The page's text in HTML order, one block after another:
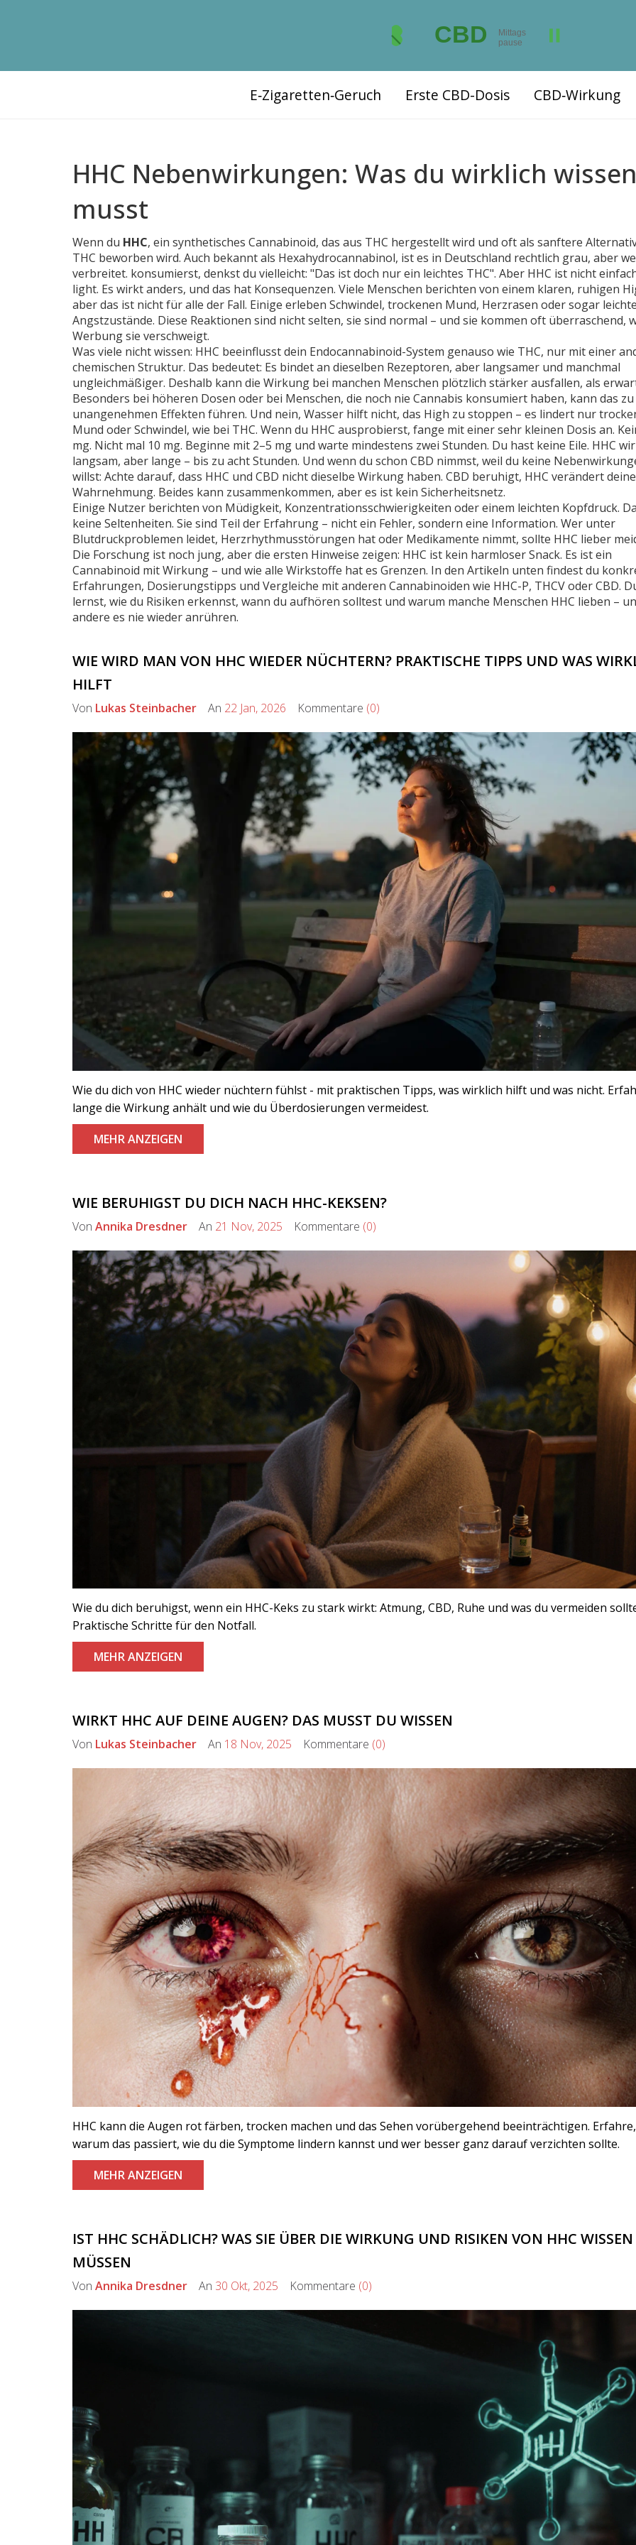
E‑Zigaretten‑Geruch Erste CBD-Dosis CBD‑Wirkung
HHC Nebenwirkungen: Was du wirklich
musst
Wenn du HHC, ein synthetisches Cannabinoid, das aus THC hergestellt wird und oft als sanftere
THC beworben wird. Auch bekannt als Hexahydrocannabinol, ist es in Deutschland rechtlich grau, aber
verbreitet. konsumierst, denkst du vielleicht: "Das ist doch nur ein leichtes THC". Aber HHC ist nicht
light. Es wirkt anders, und das hat Konsequenzen. Viele Menschen berichten von einem klaren, ruhigen
aber das ist nicht für alle der Fall. Einige erleben Schwindel, trockenen Mund, Herzrasen oder sogar
Angstzustände. Diese Reaktionen sind nicht selten, sie sind normal – und sie kommen oft überraschend,
Werbung sie verschweigt.
Was viele nicht wissen: HHC beeinflusst dein Endocannabinoid-System genauso wie THC, nur mit einer
chemischen Struktur. Das bedeutet: Es bindet an dieselben Rezeptoren, aber langsamer und manchmal
ungleichmäßiger. Deshalb kann die Wirkung bei manchen Menschen plötzlich stärker ausfallen, als
Besonders bei höheren Dosen oder bei Menschen, die noch nie Cannabis konsumiert haben, kann das zu
unangenehmen Effekten führen. Und nein, Wasser hilft nicht, das High zu stoppen – es lindert nur
Mund oder Schwindel, wie bei THC. Wenn du HHC ausprobierst, fange mit einer sehr kleinen Dosis an.
mg. Nicht mal 10 mg. Beginne mit 2–5 mg und warte mindestens zwei Stunden. Du hast keine Eile. HHC
langsam, aber lange – bis zu acht Stunden. Und wenn du schon CBD nimmst, weil du keine
willst: Achte darauf, dass HHC und CBD nicht dieselbe Wirkung haben. CBD beruhigt, HHC verändert deine
Wahrnehmung. Beides kann zusammenkommen, aber es ist kein Sicherheitsnetz.
Einige Nutzer berichten von Müdigkeit, Konzentrationsschwierigkeiten oder einem leichten Kopfdruck.
keine Seltenheiten. Sie sind Teil der Erfahrung – nicht ein Fehler, sondern eine Information. Wer unter
Blutdruckproblemen leidet, Herzrhythmusstörungen hat oder Medikamente nimmt, sollte HHC lieber
Die Forschung ist noch jung, aber die ersten Hinweise zeigen: HHC ist kein harmloser Snack. Es ist ein
Cannabinoid mit Wirkung – und wie alle Wirkstoffe hat es Grenzen. In den Artikeln unten findest du
Erfahrungen, Dosierungstipps und Vergleiche mit anderen Cannabinoiden wie HHC-P, THCV oder CBD.
lernst, wie du Risiken erkennst, wann du aufhören solltest und warum manche Menschen HHC lieben –
andere es nie wieder anrühren.
WIE WIRD MAN VON HHC WIEDER NÜCHTERN? PRAKTISCHE TIPPS UND WAS
HILFT
Von Lukas Steinbacher An 22 Jan, 2026 Kommentare (0)
Wie du dich von HHC wieder nüchtern fühlst - mit praktischen Tipps, was wirklich hilft und was nicht.
lange die Wirkung anhält und wie du Überdosierungen vermeidest.
MEHR ANZEIGEN
WIE BERUHIGST DU DICH NACH HHC-KEKSEN?
Von Annika Dresdner An 21 Nov, 2025 Kommentare (0)
Wie du dich beruhigst, wenn ein HHC-Keks zu stark wirkt: Atmung, CBD, Ruhe und was du vermeiden
Praktische Schritte für den Notfall.
MEHR ANZEIGEN
WIRKT HHC AUF DEINE AUGEN? DAS MUSST DU WISSEN
Von Lukas Steinbacher An 18 Nov, 2025 Kommentare (0)
HHC kann die Augen rot färben, trocken machen und das Sehen vorübergehend beeinträchtigen. Erfahre,
warum das passiert, wie du die Symptome lindern kannst und wer besser ganz darauf verzichten sollte.
MEHR ANZEIGEN
IST HHC SCHÄDLICH? WAS SIE ÜBER DIE WIRKUNG UND RISIKEN VON HHC WISSEN
MÜSSEN
Von Annika Dresdner An 30 Okt, 2025 Kommentare (0)